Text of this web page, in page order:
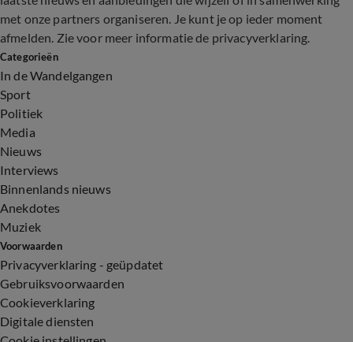
met onze partners organiseren. Je kunt je op ieder moment
afmelden. Zie voor meer informatie de privacyverklaring.
Categorieën
In de Wandelgangen
Sport
Politiek
Media
Nieuws
Interviews
Binnenlands nieuws
Anekdotes
Muziek
Voorwaarden
Privacyverklaring - geüpdatet
Gebruiksvoorwaarden
Cookieverklaring
Digitale diensten